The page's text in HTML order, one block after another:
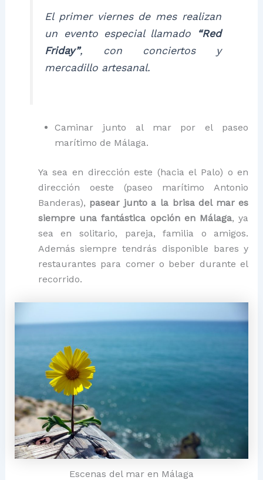
El primer viernes de mes realizan
un evento especial llamado
“Red
Friday”, con conciertos y
mercadillo artesanal.
Caminar junto al mar por el paseo
marítimo de Málaga.
Ya sea en dirección este (hacia el Palo) o en
dirección oeste (paseo marítimo Antonio
Banderas), pasear junto a la brisa del mar es
siempre una fantástica opción en Málaga, ya
sea en solitario, pareja, familia o amigos.
Además siempre tendrás disponible bares y
restaurantes para comer o beber durante el
recorrido.
Escenas del mar en Málaga